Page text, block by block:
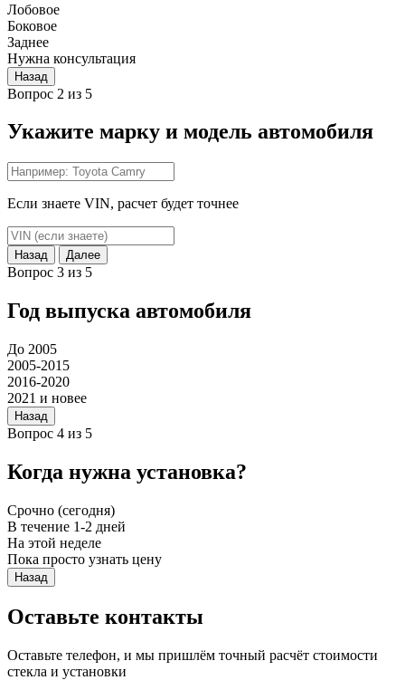
Лобовое
Боковое
Заднее
Нужна консультация
Назад
Вопрос 2 из 5
Укажите марку и модель автомобиля
Если знаете VIN, расчет будет точнее
Назад Далее
Вопрос 3 из 5
Год выпуска автомобиля
До 2005
2005-2015
2016-2020
2021 и новее
Назад
Вопрос 4 из 5
Когда нужна установка?
Срочно (сегодня)
В течение 1-2 дней
На этой неделе
Пока просто узнать цену
Назад
Оставьте контакты
Оставьте телефон, и мы пришлём точный расчёт стоимости
стекла и установки